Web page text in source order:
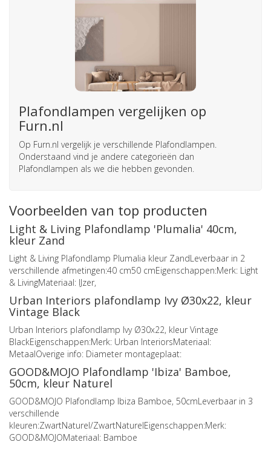
Plafondlampen vergelijken op
Furn.nl
Op Furn.nl vergelijk je verschillende Plafondlampen.
Onderstaand vind je andere categorieën dan
Plafondlampen als we die hebben gevonden.
Voorbeelden van top producten
Light & Living Plafondlamp 'Plumalia' 40cm,
kleur Zand
Light & Living Plafondlamp Plumalia kleur ZandLeverbaar in 2
verschillende afmetingen:40 cm50 cmEigenschappen:Merk: Light
& LivingMateriaal: IJzer,
Urban Interiors plafondlamp Ivy Ø30x22, kleur
Vintage Black
Urban Interiors plafondlamp Ivy Ø30x22, kleur Vintage
BlackEigenschappen:Merk: Urban InteriorsMateriaal:
MetaalOverige info: Diameter montageplaat:
GOOD&MOJO Plafondlamp 'Ibiza' Bamboe,
50cm, kleur Naturel
GOOD&MOJO Plafondlamp Ibiza Bamboe, 50cmLeverbaar in 3
verschillende
kleuren:ZwartNaturel/ZwartNaturelEigenschappen:Merk:
GOOD&MOJOMateriaal: Bamboe